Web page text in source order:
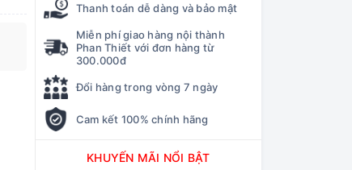
Thanh toán dễ dàng và bảo mật
Miễn phí giao hàng nội thành
Phan Thiết với đơn hàng từ
300.000đ
Đổi hàng trong vòng 7 ngày
Cam kết 100% chính hãng
KHUYẾN MÃI NỔI BẬT